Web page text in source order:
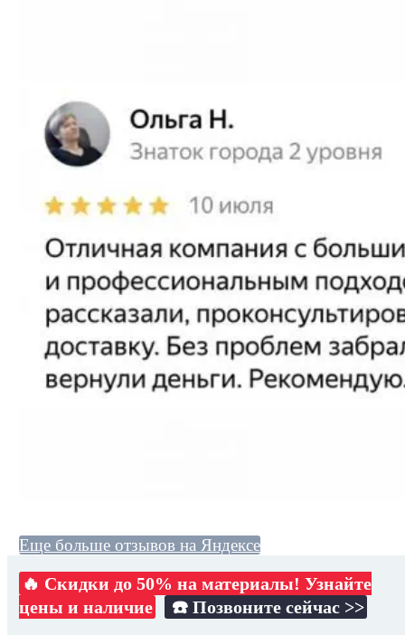
Еще больше отзывов на Яндексе
🔥 Скидки до 50% на материалы! Узнайте
цены и наличие
☎️ Позвоните сейчас >>